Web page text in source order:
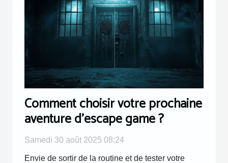
Comment choisir votre prochaine
aventure d'escape game ?
Samedi 30 août 2025 08:24
Envie de sortir de la routine et de tester votre